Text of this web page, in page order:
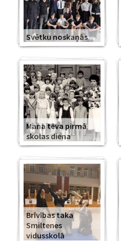
Svētku noskaņās
Mana tēva pirmā
skolas diena
Brīvības taka
Smiltenes
vidusskolā